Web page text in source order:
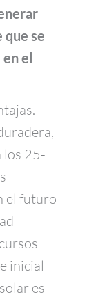
que se
el
los 25-
el futuro
inicial
es